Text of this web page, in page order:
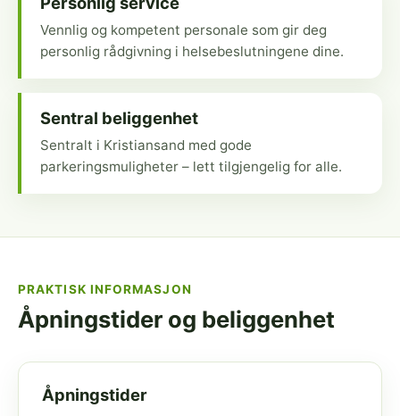
Vennlig og kompetent personale som gir deg
personlig rådgivning i helsebeslutningene dine.
Sentral beliggenhet
Sentralt i Kristiansand med gode
parkeringsmuligheter – lett tilgjengelig for alle.
PRAKTISK INFORMASJON
Åpningstider og beliggenhet
Åpningstider